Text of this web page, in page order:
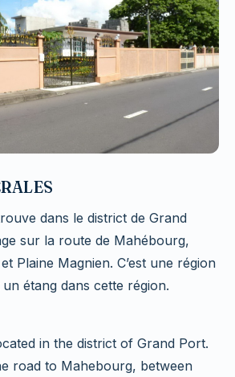
dans le district de Grand
sur la route de Mahébourg,
Plaine Magnien. C’est une région
étang dans cette région.
in the district of Grand Port.
road to Mahebourg, between